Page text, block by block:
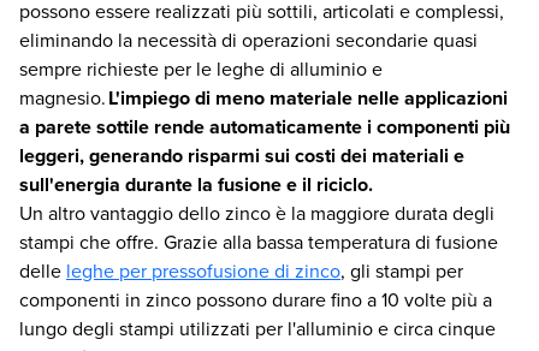
possono essere realizzati più sottili, articolati e complessi,
eliminando la necessità di operazioni secondarie quasi
sempre richieste per le leghe di alluminio e
magnesio.L'impiego di meno materiale nelle applicazioni
a parete sottile rende automaticamente i componenti più
leggeri, generando risparmi sui costi dei materiali e
sull'energia durante la fusione e il riciclo.
Un altro vantaggio dello zinco è la maggiore durata degli
stampi che offre. Grazie alla bassa temperatura di fusione
delle leghe per pressofusione di zinco, gli stampi per
componenti in zinco possono durare fino a 10 volte più a
lungo degli stampi utilizzati per l'alluminio e circa cinque